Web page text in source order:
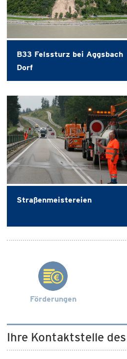
B33 Felssturz bei Aggsbach
Dorf
Straßenmeistereien
Förderungen
Ihre Kontaktstelle